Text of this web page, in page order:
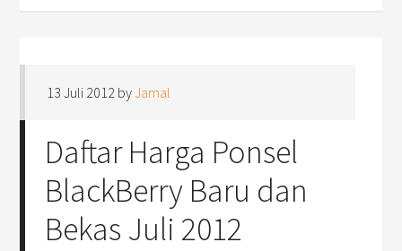
13 Juli 2012 byJamal
Daftar Harga Ponsel
BlackBerry Baru dan
Bekas Juli 2012